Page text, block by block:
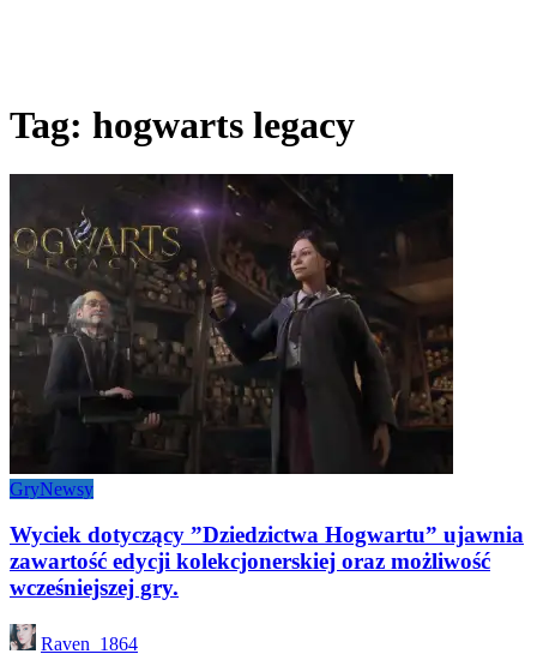
Tag: hogwarts legacy
GryNewsy
Wyciek dotyczący ”Dziedzictwa Hogwartu” ujawnia
zawartość edycji kolekcjonerskiej oraz możliwość
wcześniejszej gry.
Posted
Raven_1864